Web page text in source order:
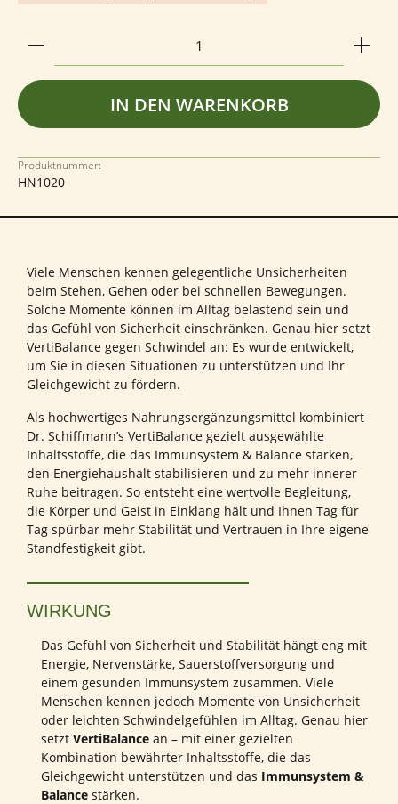
Produkt Anzahl: Gib den gewünschten Wert ein
IN DEN WARENKORB
Produktnummer:
HN1020
Viele Menschen kennen gelegentliche Unsicherheiten
beim Stehen, Gehen oder bei schnellen Bewegungen.
Solche Momente können im Alltag belastend sein und
das Gefühl von Sicherheit einschränken. Genau hier setzt
VertiBalance gegen Schwindel an: Es wurde entwickelt,
um Sie in diesen Situationen zu unterstützen und Ihr
Gleichgewicht zu fördern.
Als hochwertiges Nahrungsergänzungsmittel kombiniert
Dr. Schiffmann’s VertiBalance gezielt ausgewählte
Inhaltsstoffe, die das Immunsystem & Balance stärken,
den Energiehaushalt stabilisieren und zu mehr innerer
Ruhe beitragen. So entsteht eine wertvolle Begleitung,
die Körper und Geist in Einklang hält und Ihnen Tag für
Tag spürbar mehr Stabilität und Vertrauen in Ihre eigene
Standfestigkeit gibt.
WIRKUNG
Das Gefühl von Sicherheit und Stabilität hängt eng mit
Energie, Nervenstärke, Sauerstoffversorgung und
einem gesunden Immunsystem zusammen. Viele
Menschen kennen jedoch Momente von Unsicherheit
oder leichten Schwindelgefühlen im Alltag. Genau hier
setzt VertiBalance an – mit einer gezielten
Kombination bewährter Inhaltsstoffe, die das
Gleichgewicht unterstützen und das Immunsystem &
Balance stärken.